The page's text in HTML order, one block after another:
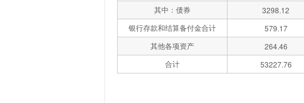
其中：债券
3298.12
银行存款和结算备付金合计
579.17
其他各项资产
264.46
合计
53227.76